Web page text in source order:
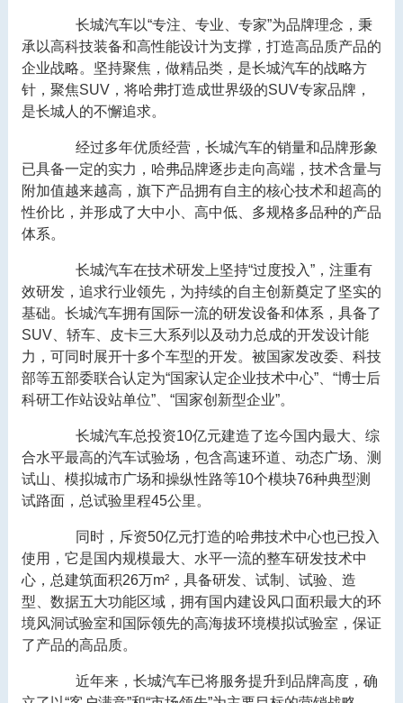
长城汽车以“专注、专业、专家”为品牌理念，秉
承以高科技装备和高性能设计为支撑，打造高品质产品的
企业战略。坚持聚焦，做精品类，是长城汽车的战略方
针，聚焦SUV，将哈弗打造成世界级的SUV专家品牌，
是长城人的不懈追求。
经过多年优质经营，长城汽车的销量和品牌形象
已具备一定的实力，哈弗品牌逐步走向高端，技术含量与
附加值越来越高，旗下产品拥有自主的核心技术和超高的
性价比，并形成了大中小、高中低、多规格多品种的产品
体系。
长城汽车在技术研发上坚持“过度投入”，注重有
效研发，追求行业领先，为持续的自主创新奠定了坚实的
基础。长城汽车拥有国际一流的研发设备和体系，具备了
SUV、轿车、皮卡三大系列以及动力总成的开发设计能
力，可同时展开十多个车型的开发。被国家发改委、科技
部等五部委联合认定为“国家认定企业技术中心”、“博士后
科研工作站设站单位”、“国家创新型企业”。
长城汽车总投资10亿元建造了迄今国内最大、综
合水平最高的汽车试验场，包含高速环道、动态广场、测
试山、模拟城市广场和操纵性路等10个模块76种典型测
试路面，总试验里程45公里。
同时，斥资50亿元打造的哈弗技术中心也已投入
使用，它是国内规模最大、水平一流的整车研发技术中
心，总建筑面积26万m²，具备研发、试制、试验、造
型、数据五大功能区域，拥有国内建设风口面积最大的环
境风洞试验室和国际领先的高海拔环境模拟试验室，保证
了产品的高品质。
近年来，长城汽车已将服务提升到品牌高度，确